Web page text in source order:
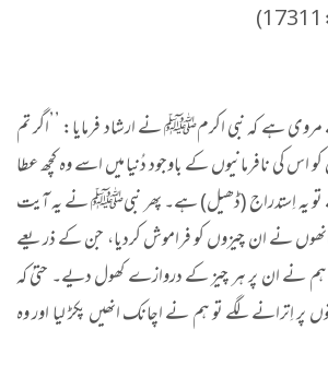
ہے کہ نبی اکرمﷺ نے ارشاد فرمایا: ’’اگر تم
کو اس کی نافرمانیوں کے باوجود دُنیا میں اسے وہ کچھ عطا
ہے تو یہ اِستدراج (ڈھیل) ہے۔ پھر نبیﷺ نے یہ آیت
نے ان چیزوں کو فراموش کردیا، جن کے ذریعے
ہم نے ان پر ہر چیز کے دروازے کھول دیے۔ حتیٰ کہ
پر اِترانے لگے تو ہم نے اچانک انھیں پکڑ لیا اور وہ